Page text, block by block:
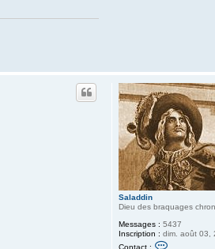
Saladdin
Dieu des braquages
Messages : 5437
Inscription : dim. août 03,